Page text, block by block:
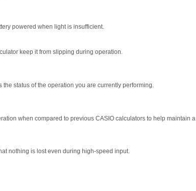
powered when light is insufficient.
keep it from slipping during operation.
status of the operation you are currently performing.
when compared to previous CASIO calculators to help maintain a
nothing is lost even during high-speed input.